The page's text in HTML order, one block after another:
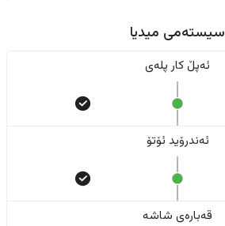
سیستەمی میدیا
ئەپڵ کار پلەی
ئەندرۆید ئۆتۆ
قەبارەی شاشە